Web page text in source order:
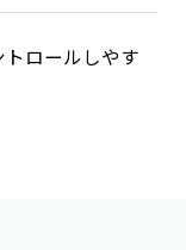
ロールしやす